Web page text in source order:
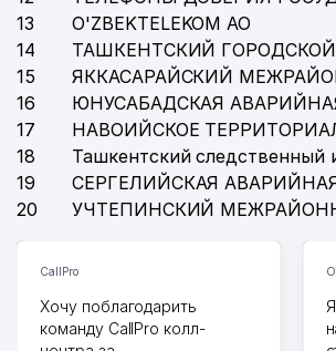
13
O'ZBEKTELEKOM АО
14
ТАШКЕНТСКИЙ
15
ЯККАСАРАЙСКИЙ
16
ЮНУСАБАДСКАЯ
17
НАВОИЙСКОЕ
18
Ташкентский следственный
19
СЕРГЕЛИЙСКАЯ
20
УЧТЕПИНСКИЙ
CallPro
Хочу поблагодарить
команду CallPro колл-